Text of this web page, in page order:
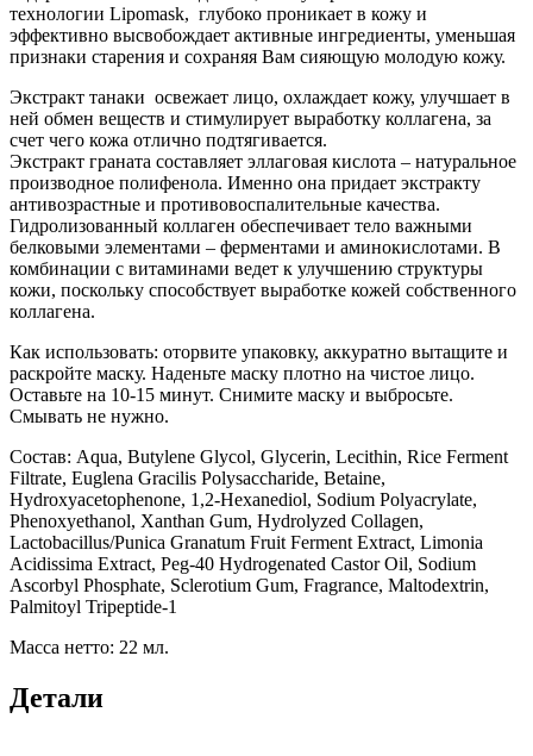
технологии Lipomask, глубоко проникает в кожу и
эффективно высвобождает активные ингредиенты, уменьшая
признаки старения и сохраняя Вам сияющую молодую кожу.
Экстракт танаки освежает лицо, охлаждает кожу, улучшает в
ней обмен веществ и стимулирует выработку коллагена, за
счет чего кожа отлично подтягивается.
Экстракт граната составляет эллаговая кислота – натуральное
производное полифенола. Именно она придает экстракту
антивозрастные и противовоспалительные качества.
Гидролизованный коллаген обеспечивает тело важными
белковыми элементами – ферментами и аминокислотами. В
комбинации с витаминами ведет к улучшению структуры
кожи, поскольку способствует выработке кожей собственного
коллагена.
Как использовать: оторвите упаковку, аккуратно вытащите и
раскройте маску. Наденьте маску плотно на чистое лицо.
Оставьте на 10-15 минут. Снимите маску и выбросьте.
Смывать не нужно.
Состав: Aqua, Butylene Glycol, Glycerin, Lecithin, Rice Ferment
Filtrate, Euglena Gracilis Polysaccharide, Betaine,
Hydroxyacetophenone, 1,2-Hexanediol, Sodium Polyacrylate,
Phenoxyethanol, Xanthan Gum, Hydrolyzed Collagen,
Lactobacillus/Punica Granatum Fruit Ferment Extract, Limonia
Acidissima Extract, Peg-40 Hydrogenated Castor Oil, Sodium
Ascorbyl Phosphate, Sclerotium Gum, Fragrance, Maltodextrin,
Palmitoyl Tripeptide-1
Масса нетто: 22 мл.
Детали